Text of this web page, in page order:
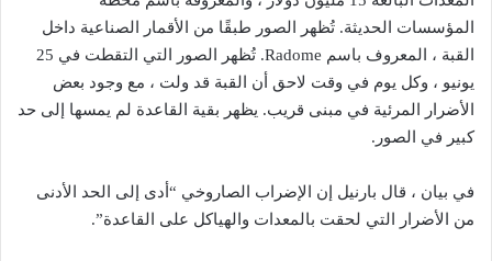
المؤسسات الحديثة. تُظهر الصور طبقًا من الأقمار الصناعية داخل
القبة ، المعروف باسم Radome. تُظهر الصور التي التقطت في 25
يونيو ، وكل يوم في وقت لاحق أن القبة قد ولت ، مع وجود بعض
الأضرار المرئية في مبنى قريب. يظهر بقية القاعدة لم يمسها إلى حد
كبير في الصور.
في بيان ، قال بارنيل إن الإضراب الصاروخي “أدى إلى الحد الأدنى
من الأضرار التي لحقت بالمعدات والهياكل على القاعدة”.